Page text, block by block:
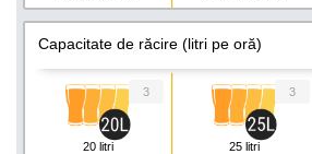
8 tipuri de bere
Capacitate de răcire (litri pe oră)
20 litri
3
25 litri
3